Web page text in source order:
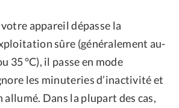
appareil dépasse la
sûre (généralement au-
35 °C), il passe en mode
les minuteries d’inactivité et
allumé. Dans la plupart des cas,